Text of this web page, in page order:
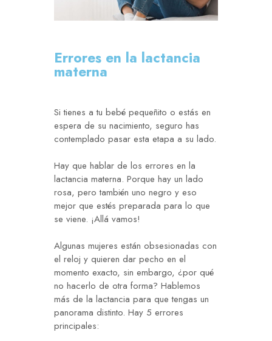
Errores en la lactancia
materna
Si tienes a tu bebé pequeñito o estás en
espera de su nacimiento, seguro has
contemplado pasar esta etapa a su lado.
Hay que hablar de los errores en la
lactancia materna. Porque hay un lado
rosa, pero también uno negro y eso
mejor que estés preparada para lo que
se viene. ¡Allá vamos!
Algunas mujeres están obsesionadas con
el reloj y quieren dar pecho en el
momento exacto, sin embargo, ¿por qué
no hacerlo de otra forma? Hablemos
más de la lactancia para que tengas un
panorama distinto. Hay 5 errores
principales: